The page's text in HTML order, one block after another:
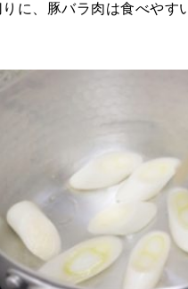
に、豚バラ肉は食べや